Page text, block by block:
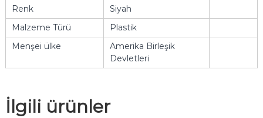
Renk
Siyah
Malzeme Türü
Plastik
Menşei ülke
Amerika Birleşik
Devletleri
İlgili ürünler